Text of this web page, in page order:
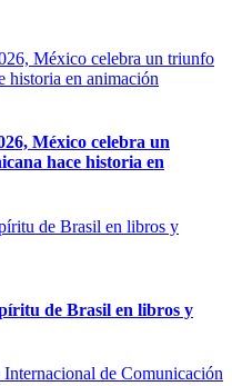
México celebra un
hace historia en
de Brasil en libros y